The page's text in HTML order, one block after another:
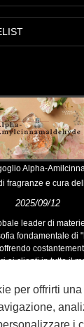
Alpha-
fragranze e cura
2025/09/12
leader di
fondamentale di
ai clienti in tutto il
per offrirti
i